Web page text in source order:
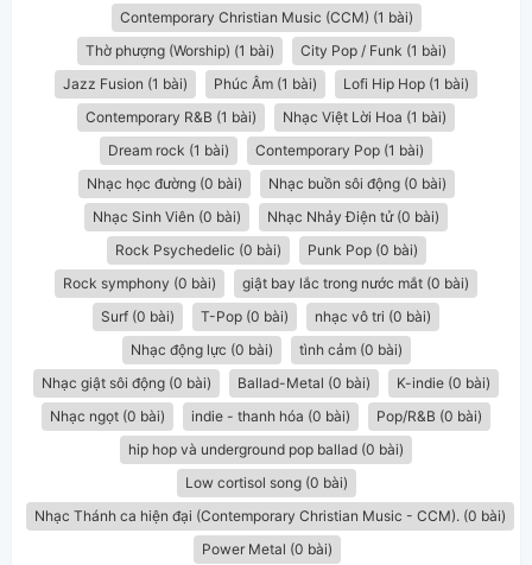
Contemporary Christian Music (CCM) (1 bài)
Thờ phượng (Worship) (1 bài)
City Pop / Funk (1 bài)
Jazz Fusion (1 bài)
Phúc Âm (1 bài)
Lofi Hip Hop (1 bài)
Contemporary R&B (1 bài)
Nhạc Việt Lời Hoa (1 bài)
Dream rock (1 bài)
Contemporary Pop (1 bài)
Nhạc học đường (0 bài)
Nhạc buồn sôi động (0 bài)
Nhạc Sinh Viên (0 bài)
Nhạc Nhảy Điện tử (0 bài)
Rock Psychedelic (0 bài)
Punk Pop (0 bài)
Rock symphony (0 bài)
giật bay lắc trong nước mắt (0 bài)
Surf (0 bài)
T-Pop (0 bài)
nhạc vô tri (0 bài)
Nhạc động lực (0 bài)
tình cảm (0 bài)
Nhạc giật sôi động (0 bài)
Ballad-Metal (0 bài)
K-indie (0 bài)
Nhạc ngọt (0 bài)
indie - thanh hóa (0 bài)
Pop/R&B (0 bài)
hip hop và underground pop ballad (0 bài)
Low cortisol song (0 bài)
Nhạc Thánh ca hiện đại (Contemporary Christian Music - CCM). (0 bài)
Power Metal (0 bài)